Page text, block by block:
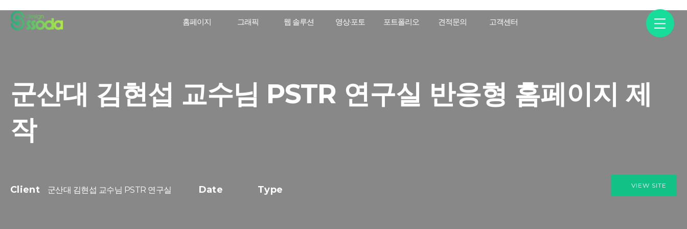
홈페이지 그래픽 웹 솔루션 영상·포토 포트폴리오 견적문의 고객센터
군산대 김현섭 교수님 PSTR 연구실 반응형 홈페이지 제
작
Client 군산대 김현섭 교수님 PSTR 연구실 Date Type VIEW SITE